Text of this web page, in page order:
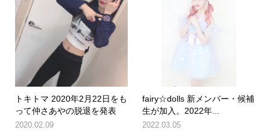
トキトマ 2020年2月22日をも
って仲さあやの脱退を発表
2020.02.09
fairy☆dolls 新メンバー・候補
生が加入。2022年...
2022.03.05